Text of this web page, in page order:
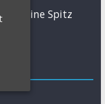
Sabine Spitz